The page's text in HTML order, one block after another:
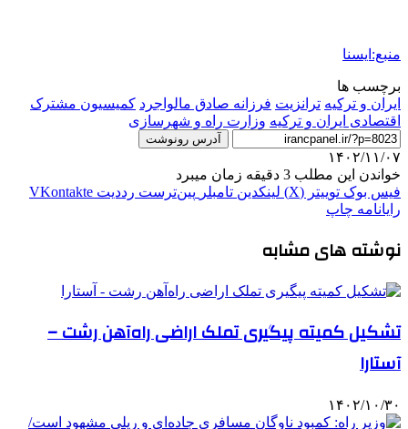
منبع:ایسنا
برچسب ها
ایران و ترکیه ترانزيت فرزانه صادق مالواجرد کمیسیون مشترک
اقتصادی ایران و ترکیه وزارت راه و شهرسازی
آدرس رونوشت
۱۴۰۲/۱۱/۰۷
خواندن این مطلب 3 دقیقه زمان میبرد
فیس بوک توییتر (X) لینکدین ‫تامبلر ‫پین‌ترست ‫رددیت ‫VKontakte
رایانامه چاپ
نوشته های مشابه
تشکیل کمیته پیگیری تملک اراضی راه‌آهن رشت –
آستارا
۱۴۰۲/۱۰/۳۰